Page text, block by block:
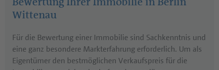
Wittenau
Für die Bewertung einer Immobilie sind Sachkenntnis und
eine ganz besondere Markterfahrung erforderlich. Um als
Eigentümer den bestmöglichen Verkaufspreis für die